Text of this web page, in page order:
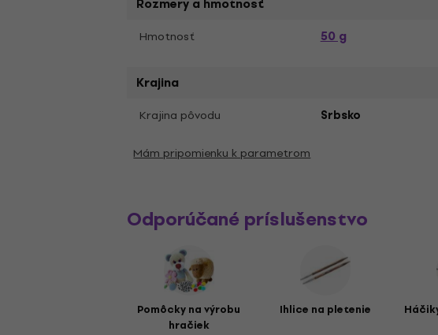
Rozmery a hmotnosť
Hmotnosť 50 g
Krajina
Krajina pôvodu Srbsko
Mám pripomienku k parametrom
Odporúčané príslušenstvo
Pomôcky na výrobu
hračiek
Ihlice na pletenie